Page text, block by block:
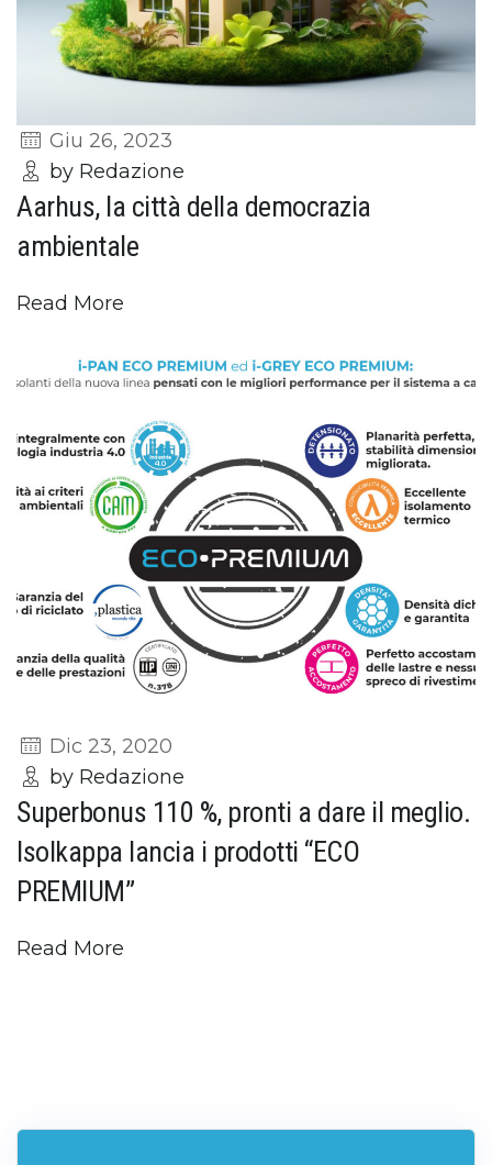
Giu 26, 2023
by Redazione
Aarhus, la città della democrazia
ambientale
Read More
Dic 23, 2020
by Redazione
Superbonus 110 %, pronti a dare il meglio.
Isolkappa lancia i prodotti “ECO
PREMIUM”
Read More